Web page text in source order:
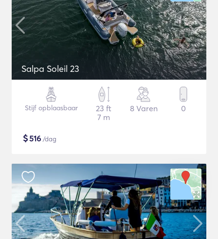
Salpa Soleil 23
Stijf opblaasbaar
23 ft
7 m
8 Varen 0
$516 /dag